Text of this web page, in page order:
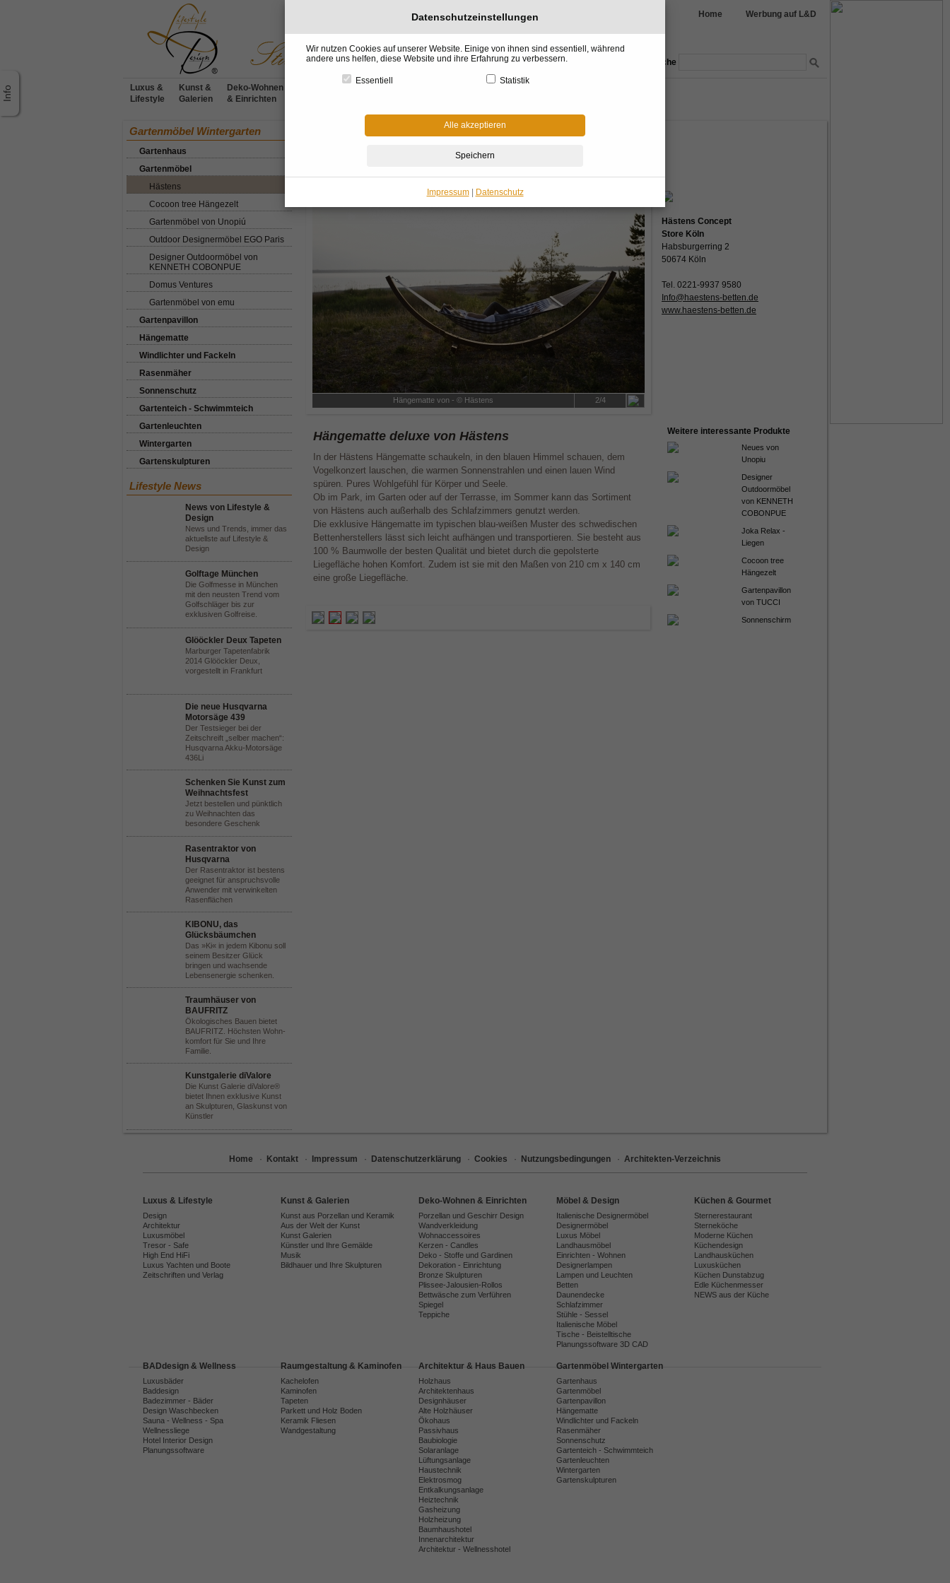
Home Werbung auf L&D
Suche
Luxus &
Lifestyle
Kunst &
Galerien
Deko-Wohnen
& Einrichten
Gartenmöbel Wintergarten
Gartenhaus
Gartenmöbel
Hästens
Cocoon tree Hängezelt
Gartenmöbel von Unopiú
Outdoor Designermöbel EGO Paris
Designer Outdoormöbel von
KENNETH COBONPUE
Domus Ventures
Gartenmöbel von emu
Gartenpavillon
Hängematte
Windlichter und Fackeln
Rasenmäher
Sonnenschutz
Gartenteich - Schwimmteich
Gartenleuchten
Wintergarten
Gartenskulpturen
Lifestyle News
News von Lifestyle &
Design
News und Trends, immer das
aktuellste auf Lifestyle &
Design
Golftage München
Die Golfmesse in München
mit den neusten Trend vom
Golfschläger bis zur
exklusiven Golfreise.
Glööckler Deux Tapeten
Marburger Tapetenfabrik
2014 Glööckler Deux,
vorgestellt in Frankfurt
Die neue Husqvarna
Motorsäge 439
Der Testsieger bei der
Zeitschreift „selber machen“:
Husqvarna Akku-Motorsäge
436Li
Schenken Sie Kunst zum
Weihnachtsfest
Jetzt bestellen und pünktlich
zu Weihnachten das
besondere Geschenk
Rasentraktor von
Husqvarna
Der Rasentraktor ist bestens
geeignet für anspruchsvolle
Anwender mit verwinkelten
Rasenflächen
KIBONU, das
Glücksbäumchen
Das »Ki« in jedem Kibonu soll
seinem Besitzer Glück
bringen und wachsende
Lebensenergie schenken.
Traumhäuser von
BAUFRITZ
Ökologisches Bauen bietet
BAUFRITZ. Höchsten Wohn-
komfort für Sie und Ihre
Familie.
Kunstgalerie diValore
Die Kunst Galerie diValore®
bietet Ihnen exklusive Kunst
an Skulpturen, Glaskunst von
Künstler
»Gartenmöbel»
Hängematte von Hästens
Hängematte von - © Hästens 2/4
Hängematte deluxe von Hästens
In der Hästens Hängematte schaukeln, in den blauen Himmel schauen, dem
Vogelkonzert lauschen, die warmen Sonnenstrahlen und einen lauen Wind
spüren. Pures Wohlgefühl für Körper und Seele.
Ob im Park, im Garten oder auf der Terrasse, im Sommer kann das Sortiment
von Hästens auch außerhalb des Schlafzimmers genutzt werden.
Die exklusive Hängematte im typischen blau-weißen Muster des schwedischen
Bettenherstellers lässt sich leicht aufhängen und transportieren. Sie besteht aus
100 % Baumwolle der besten Qualität und bietet durch die gepolsterte
Liegefläche hohen Komfort. Zudem ist sie mit den Maßen von 210 cm x 140 cm
eine große Liegefläche.
Hästens Concept
Store Köln
Habsburgerring 2
50674 Köln
Tel. 0221-9937 9580
Info@haestens-betten.de
www.haestens-betten.de
Weitere interessante Produkte
Neues von
Unopiu
Designer
Outdoormöbel
von KENNETH
COBONPUE
Joka Relax -
Liegen
Cocoon tree
Hängezelt
Gartenpavillon
von TUCCI
Sonnenschirm
Home · Kontakt · Impressum · Datenschutzerklärung · Cookies · Nutzungsbedingungen · Architekten-Verzeichnis
Luxus & Lifestyle
Design
Architektur
Luxusmöbel
Tresor - Safe
High End HiFi
Luxus Yachten und Boote
Zeitschriften und Verlag
Kunst & Galerien
Kunst aus Porzellan und Keramik
Aus der Welt der Kunst
Kunst Galerien
Künstler und Ihre Gemälde
Musik
Bildhauer und Ihre Skulpturen
Deko-Wohnen & Einrichten
Porzellan und Geschirr Design
Wandverkleidung
Wohnaccessoires
Kerzen - Candles
Deko - Stoffe und Gardinen
Dekoration - Einrichtung
Bronze Skulpturen
Plissee-Jalousien-Rollos
Bettwäsche zum Verführen
Spiegel
Teppiche
Möbel & Design
Italienische Designermöbel
Designermöbel
Luxus Möbel
Landhausmöbel
Einrichten - Wohnen
Designerlampen
Lampen und Leuchten
Betten
Daunendecke
Schlafzimmer
Stühle - Sessel
Italienische Möbel
Tische - Beistelltische
Planungssoftware 3D CAD
Küchen & Gourmet
Sternerestaurant
Sterneköche
Moderne Küchen
Küchendesign
Landhausküchen
Luxusküchen
Küchen Dunstabzug
Edle Küchenmesser
NEWS aus der Küche
BADdesign & Wellness
Luxusbäder
Baddesign
Badezimmer - Bäder
Design Waschbecken
Sauna - Wellness - Spa
Wellnessliege
Hotel Interior Design
Planungssoftware
Raumgestaltung & Kaminofen
Kachelofen
Kaminofen
Tapeten
Parkett und Holz Boden
Keramik Fliesen
Wandgestaltung
Architektur & Haus Bauen
Holzhaus
Architektenhaus
Designhäuser
Alte Holzhäuser
Ökohaus
Passivhaus
Baubiologie
Solaranlage
Lüftungsanlage
Haustechnik
Elektrosmog
Entkalkungsanlage
Heiztechnik
Gasheizung
Holzheizung
Baumhaushotel
Innenarchitektur
Architektur - Wellnesshotel
Gartenmöbel Wintergarten
Gartenhaus
Gartenmöbel
Gartenpavillon
Hängematte
Windlichter und Fackeln
Rasenmäher
Sonnenschutz
Gartenteich - Schwimmteich
Gartenleuchten
Wintergarten
Gartenskulpturen
Datenschutzeinstellungen
Wir nutzen Cookies auf unserer Website. Einige von ihnen sind essentiell, während
andere uns helfen, diese Website und ihre Erfahrung zu verbessern.
Essentiell Statistik
Alle akzeptieren
Impressum| Datenschutz